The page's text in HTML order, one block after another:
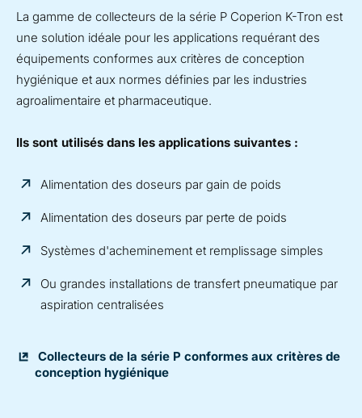
La gamme de collecteurs de la série P Coperion K-Tron est
une solution idéale pour les applications requérant des
équipements conformes aux critères de conception
hygiénique et aux normes définies par les industries
agroalimentaire et pharmaceutique.
Ils sont utilisés dans les applications suivantes :
Alimentation des doseurs par gain de poids
Alimentation des doseurs par perte de poids
Systèmes d'acheminement et remplissage simples
Ou grandes installations de transfert pneumatique par
aspiration centralisées
Collecteurs de la série P conformes aux critères de
conception hygiénique